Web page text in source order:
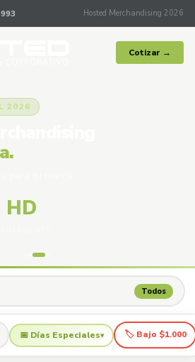
Hosted Merchandising 2026
Cotizar →
2026
HD
Todos
📅 Días Especiales▾ 🏷 Bajo $1.000